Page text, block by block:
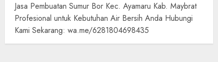
Jasa Pembuatan Sumur Bor Kec. Ayamaru Kab. Maybrat
Profesional untuk Kebutuhan Air Bersih Anda Hubungi
Kami Sekarang: wa.me/6281804698435